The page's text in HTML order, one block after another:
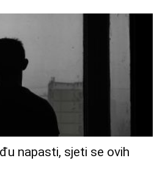
napasti, sjeti se ovih